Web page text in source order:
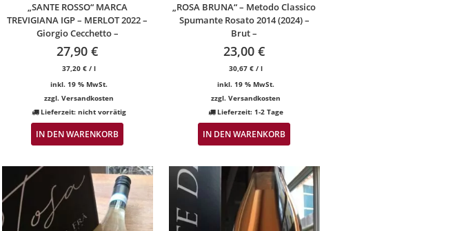
„SANTE ROSSO“ MARCA
TREVIGIANA IGP – MERLOT 2022 –
Giorgio Cecchetto –
27,90€
37,20 €/ l
inkl. 19 % MwSt.
zzgl. Versandkosten
Lieferzeit: nicht vorrätig
IN DEN WARENKORB
„ROSA BRUNA“ – Metodo Classico
Spumante Rosato 2014 (2024) –
Brut –
23,00€
30,67 €/ l
inkl. 19 % MwSt.
zzgl. Versandkosten
Lieferzeit: 1-2 Tage
IN DEN WARENKORB